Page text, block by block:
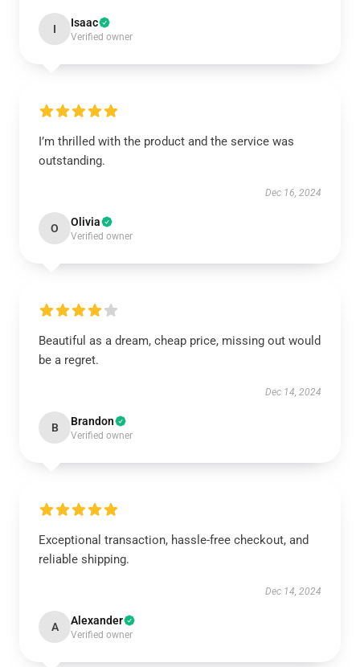
I Isaac
Verified owner
I’m thrilled with the product and the service was
outstanding.
Dec 16, 2024
O Olivia
Verified owner
Beautiful as a dream, cheap price, missing out would
be a regret.
Dec 14, 2024
B Brandon
Verified owner
Exceptional transaction, hassle-free checkout, and
reliable shipping.
Dec 14, 2024
A Alexander
Verified owner